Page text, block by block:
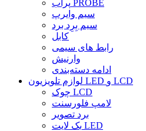
پراب PROBE
سیم وایرپ
سیم بِرِد برد
کابل
رابط های سیمی
وارنیش
ادامه دسته‌بندی
لوازم تلویزیون LED و LCD
چوک LCD
لامپ فلورسنت
برد تصویر
بک لایت LED